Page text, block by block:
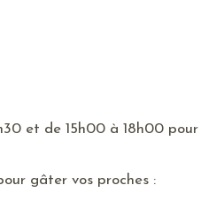
et de 15h00 à 18h00 pour
gâter vos proches :